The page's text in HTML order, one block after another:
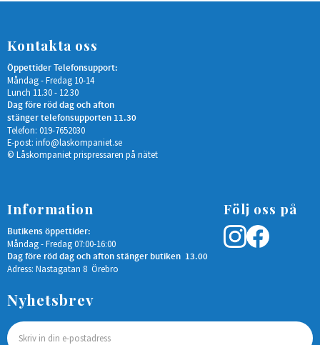
Kontakta oss
Öppettider Telefonsupport:
Måndag - Fredag 10-14
Lunch 11.30 - 12.30
Dag före röd dag och afton
stänger telefonsupporten 11.30
Telefon: 019-7652030
E-post: info@laskompaniet.se
© Låskompaniet prispressaren på nätet
Information
Butikens öppettider:
Måndag - Fredag 07:00-16:00
Dag före röd dag och afton stänger butiken 13.00
Adress: Nastagatan 8 Örebro
Följ oss på
Nyhetsbrev